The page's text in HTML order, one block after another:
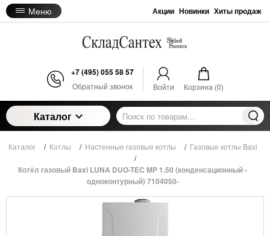
Меню Акции Новинки Хиты продаж
+7 (495) 055 58 57
Обратный звонок Войти Корзина (0)
Каталог
Каталог / Котлы / Настенные газовые котлы / Газовые котлы Baxi
/
Котёл газовый Baxi LUNA DUO-TEC MP 1.50 (конденсационный -
одноконтурный) 7104050-